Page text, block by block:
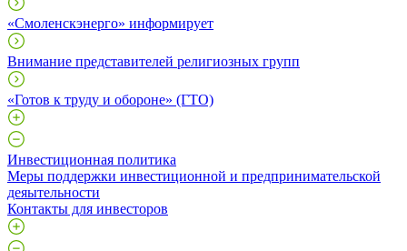
«Смоленскэнерго» информирует
Внимание представителей религиозных групп
«Готов к труду и обороне» (ГТО)
Инвестиционная политика
Меры поддержки инвестиционной и предпринимательской
деяытельности
Контакты для инвесторов